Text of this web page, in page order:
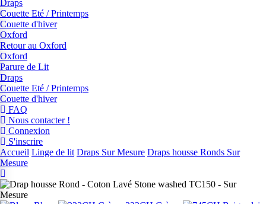
Draps
Couette Eté / Printemps
Couette d'hiver
Oxford
Retour au Oxford
Oxford
Parure de Lit
Draps
Couette Eté / Printemps
Couette d'hiver
FAQ
Nous contacter !
Connexion
S'inscrire
Accueil Linge de lit Draps Sur Mesure Draps housse Ronds Sur
Mesure